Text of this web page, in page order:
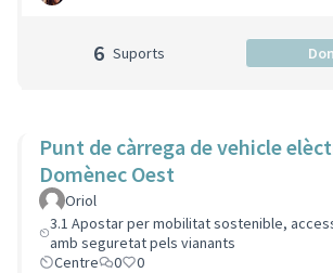
6 Suports
Punt de càrrega de vehicle
Domènec Oest
Oriol
3.1 Apostar per mobilitat sostenible,
amb seguretat pels vianants
Centre
0 0